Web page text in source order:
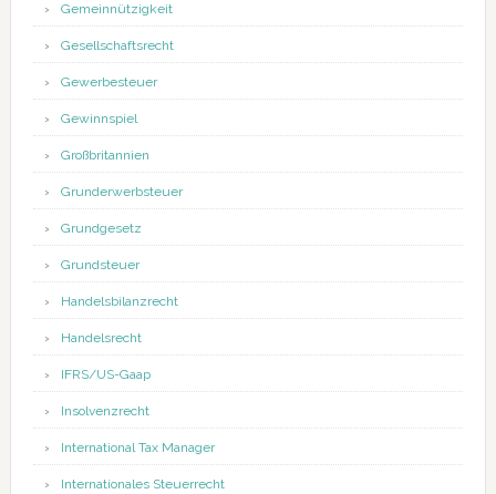
Gemeinnützigkeit
Gesellschaftsrecht
Gewerbesteuer
Gewinnspiel
Großbritannien
Grunderwerbsteuer
Grundgesetz
Grundsteuer
Handelsbilanzrecht
Handelsrecht
IFRS/US-Gaap
Insolvenzrecht
International Tax Manager
Internationales Steuerrecht